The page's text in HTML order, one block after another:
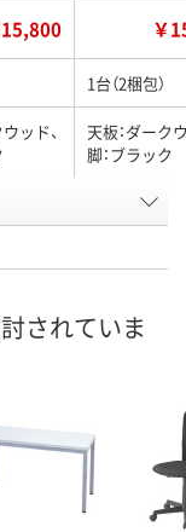
￥
1台（2梱包）
ッド、
天板：ダーク
脚：ブラック
600×
幅1400×奥
高さ720mm
長方形
AR75783
8月11日（火）
数量
されていま